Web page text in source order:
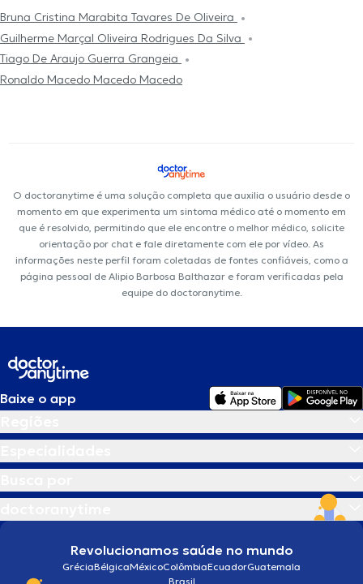
Bruna Cristina Marabita Tavares De Oliveira
Guilherme Marçal Oliveira Rodrigues Da Silva
Tiago De Araujo Guerra Grangeia
Ronaldo Macedo Macedo Macedo
O doctoranytime é uma solução completa que auxilia o usuário desde o
momento em que experimenta um sintoma médico até o momento em
que é resolvido, permitindo que ele encontre o melhor médico, solicite
orientação por chat e fale diretamente com ele por vídeo. As
informações neste perfil foram coletadas de fontes confiáveis, como a
página pessoal de Alipio Barbosa Balthazar e foram verificadas pela
equipe do doctoranytime.
Baixe o app
Revolucionamos saúde no mundo
GréciaBélgicaMéxicoColômbiaEcuadorGuatemala
Brasil